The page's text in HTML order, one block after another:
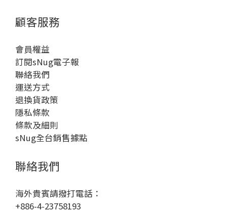
顧客服務
會員權益
訂閱sNug電子報
聯絡我們
運送方式
退換貨政策
隱私條款
條款及細則
sNug全台銷售據點
聯絡我們
海外貴賓請撥打電話：
+886-4-23758193